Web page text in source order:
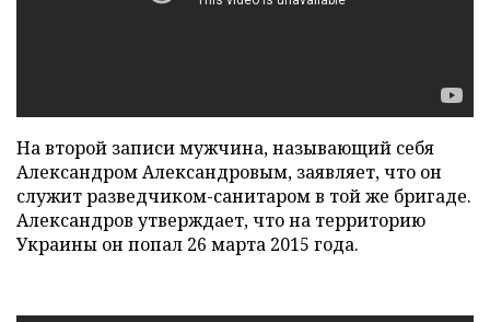
На второй записи мужчина, называющий себя
Александром Александровым, заявляет, что он
служит разведчиком-санитаром в той же бригаде.
Александров утверждает, что на территорию
Украины он попал 26 марта 2015 года.